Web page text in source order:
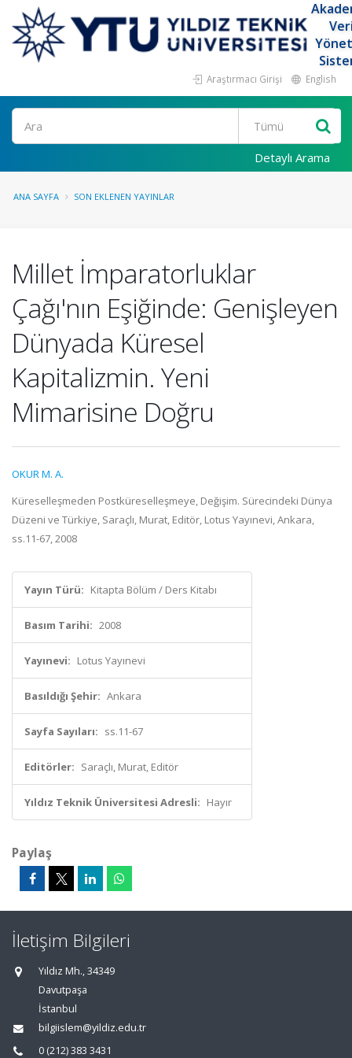
Araştırmacı Girişi English
Ara
Detaylı Arama
ANA SAYFA SON EKLENEN YAYINLAR
Millet İmparatorluklar
Çağı'nın Eşiğinde: Genişleyen
Dünyada Küresel
Kapitalizmin. Yeni
Mimarisine Doğru
OKUR M. A.
Küreselleşmeden Postküreselleşmeye, Değişim. Sürecindeki Dünya
Düzeni ve Türkiye, Saraçlı, Murat, Editör, Lotus Yayınevi, Ankara,
ss.11-67, 2008
Yayın Türü: Kitapta Bölüm / Ders Kitabı
Basım Tarihi: 2008
Yayınevi: Lotus Yayınevi
Basıldığı Şehir: Ankara
Sayfa Sayıları: ss.11-67
Editörler: Saraçlı, Murat, Editör
Yıldız Teknik Üniversitesi Adresli: Hayır
Paylaş
İletişim Bilgileri
Yıldız Mh., 34349
Davutpaşa
İstanbul
bilgiislem@yildiz.edu.tr
0 (212) 383 3431